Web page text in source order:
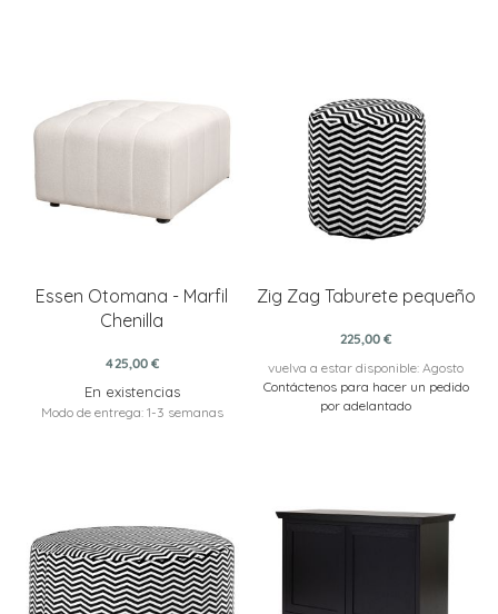
Essen Otomana - Marfil
Chenilla
425,00 €
En existencias
Modo de entrega: 1-3 semanas
Zig Zag Taburete pequeño
225,00 €
vuelva a estar disponible: Agosto
Contáctenos para hacer un pedido
por adelantado